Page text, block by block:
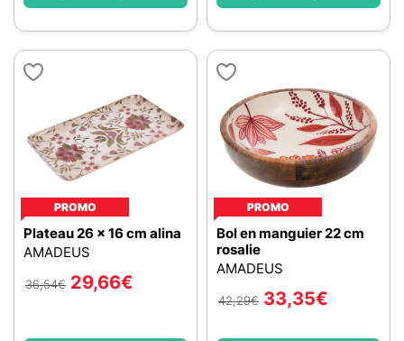
PROMO
Plateau 26 x 16 cm alina
AMADEUS
36,54€ 29,66€
PROMO
Bol en manguier 22 cm
rosalie
AMADEUS
42,29€ 33,35€